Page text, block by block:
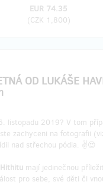
EUR 74.35
(CZK 1,800)
OD LUKÁŠE
listopadu 2019? V tom
zachyceni na fotografii
nad střechou pódia. ✌️😍
mají jedinečnou
pro sebe, své děti či